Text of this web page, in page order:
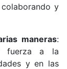
y
maneras:
fuerza a la
y en las